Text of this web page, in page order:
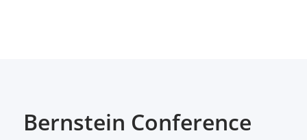
Bernstein Conference